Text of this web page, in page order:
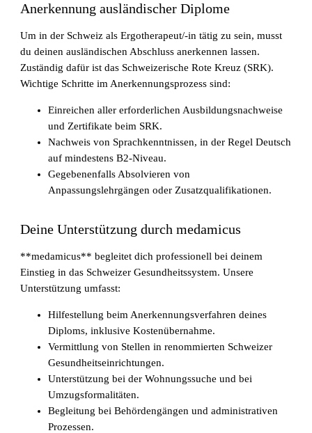
Sind in Deutschland ausgebildete
Pflegefachpersonen in der Schweiz bevorzugt?
Fachkräftemangel in Gesundheitsberufen 2026
in der Schweiz: Herausforderungen und
Anerkennung ausländischer Diplome
Um in der Schweiz als Ergotherapeut/-in tätig zu sein, musst
du deinen ausländischen Abschluss anerkennen lassen.
Zuständig dafür ist das Schweizerische Rote Kreuz (SRK).
Wichtige Schritte im Anerkennungsprozess sind:
Einreichen aller erforderlichen Ausbildungsnachweise
und Zertifikate beim SRK.
Nachweis von Sprachkenntnissen, in der Regel Deutsch
auf mindestens B2-Niveau.
Gegebenenfalls Absolvieren von
Anpassungslehrgängen oder Zusatzqualifikationen.
Deine Unterstützung durch medamicus
**medamicus** begleitet dich professionell bei deinem
Einstieg in das Schweizer Gesundheitssystem. Unsere
Unterstützung umfasst:
Hilfestellung beim Anerkennungsverfahren deines
Diploms, inklusive Kostenübernahme.
Vermittlung von Stellen in renommierten Schweizer
Gesundheitseinrichtungen.
Unterstützung bei der Wohnungssuche und bei
Umzugsformalitäten.
Begleitung bei Behördengängen und administrativen
Prozessen.